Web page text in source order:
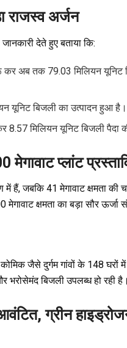
राजस्व अर्जन
देते हुए बताया कि:
अब तक 79.03 मिलियन यूनिट
यूनिट बिजली का उत्पादन हुआ है।
मिलियन यूनिट बिजली पैदा
मेगावाट प्लांट
में हैं, जबकि 41 मेगावाट क्षमता
क्षमता का बड़ा सौर ऊर्जा
जैसे दुर्गम गांवों के 148 घरों
बिजली उपलब्ध हो रही है।
ग्रीन